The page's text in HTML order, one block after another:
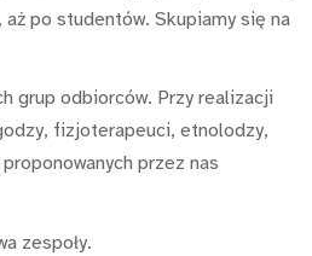
po studentów. Skupiamy się na
grup odbiorców. Przy realizacji
fizjoterapeuci, etnolodzy,
przez nas
zespoły.